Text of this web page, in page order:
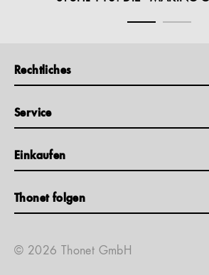
Rechtliches
Service
Einkaufen
Thonet folgen
© 2026 Thonet GmbH